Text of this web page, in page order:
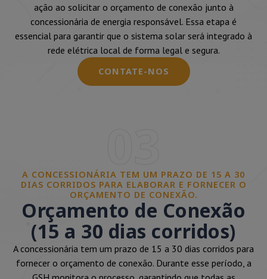
ação ao solicitar o orçamento de conexão junto à
concessionária de energia responsável. Essa etapa é
essencial para garantir que o sistema solar será integrado à
rede elétrica local de forma legal e segura.
CONTATE-NOS
A CONCESSIONÁRIA TEM UM PRAZO DE 15 A 30
DIAS CORRIDOS PARA ELABORAR E FORNECER O
ORÇAMENTO DE CONEXÃO.
Orçamento de Conexão
(15 a 30 dias corridos)
A concessionária tem um prazo de 15 a 30 dias corridos para
fornecer o orçamento de conexão. Durante esse período, a